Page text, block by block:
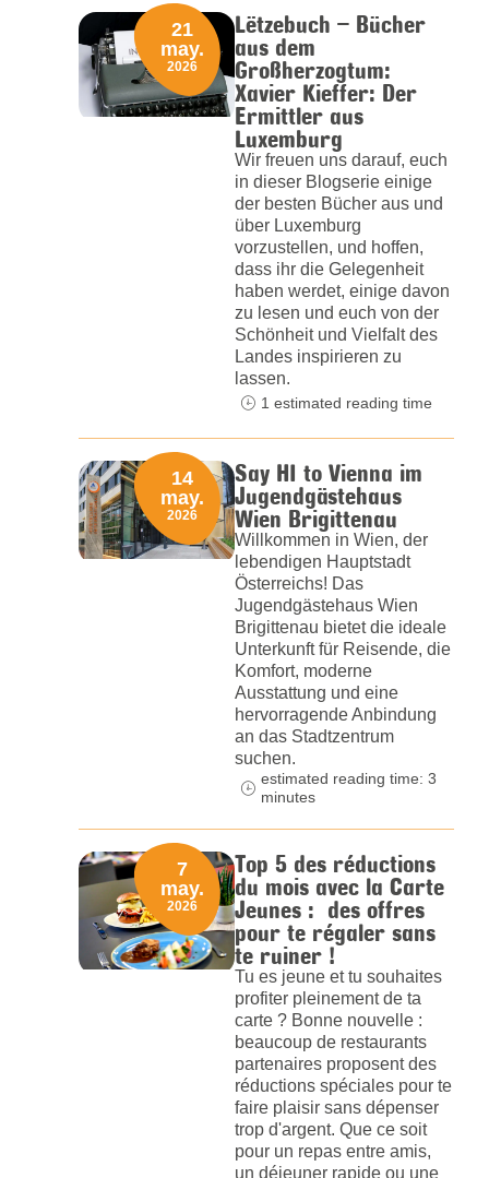
Lëtzebuch – Bücher
aus dem
Großherzogtum:
Xavier Kieffer: Der
Ermittler aus
Luxemburg
Wir freuen uns darauf, euch
in dieser Blogserie einige
der besten Bücher aus und
über Luxemburg
vorzustellen, und hoffen,
dass ihr die Gelegenheit
haben werdet, einige davon
zu lesen und euch von der
Schönheit und Vielfalt des
Landes inspirieren zu
lassen.
21
may.
2026
1 estimated reading time
Say HI to Vienna im
Jugendgästehaus
Wien Brigittenau
Willkommen in Wien, der
lebendigen Hauptstadt
Österreichs! Das
Jugendgästehaus Wien
Brigittenau bietet die ideale
Unterkunft für Reisende, die
Komfort, moderne
Ausstattung und eine
hervorragende Anbindung
an das Stadtzentrum
suchen.
14
may.
2026
estimated reading time: 3
minutes
Top 5 des réductions
du mois avec la Carte
Jeunes : des offres
pour te régaler sans
te ruiner !
Tu es jeune et tu souhaites
profiter pleinement de ta
carte ? Bonne nouvelle :
beaucoup de restaurants
partenaires proposent des
réductions spéciales pour te
faire plaisir sans dépenser
trop d'argent. Que ce soit
pour un repas entre amis,
un déjeuner rapide ou une
7
may.
2026